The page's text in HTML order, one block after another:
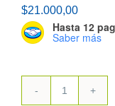
$21.000,00
Hasta 12
Saber más